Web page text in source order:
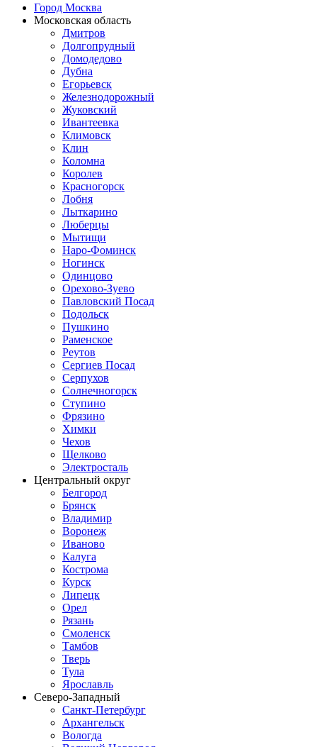
Город Москва
Московская область
Дмитров
Долгопрудный
Домодедово
Дубна
Егорьевск
Железнодорожный
Жуковский
Ивантеевка
Климовск
Клин
Коломна
Королев
Красногорск
Лобня
Лыткарино
Люберцы
Мытищи
Наро-Фоминск
Ногинск
Одинцово
Орехово-Зуево
Павловский Посад
Подольск
Пушкино
Раменское
Реутов
Сергиев Посад
Серпухов
Солнечногорск
Ступино
Фрязино
Химки
Чехов
Щелково
Электросталь
Центральный округ
Белгород
Брянск
Владимир
Воронеж
Иваново
Калуга
Кострома
Курск
Липецк
Орел
Рязань
Смоленск
Тамбов
Тверь
Тула
Ярославль
Северо-Западный
Санкт-Петербург
Архангельск
Вологда